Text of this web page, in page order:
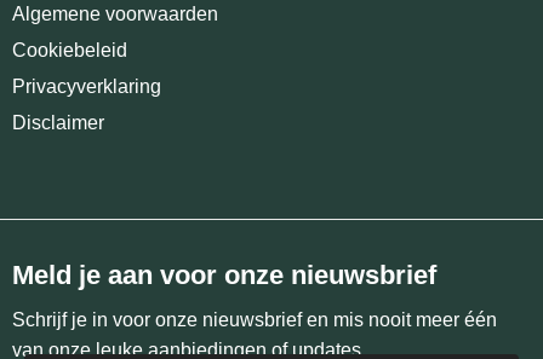
Algemene voorwaarden
Cookiebeleid
Privacyverklaring
Disclaimer
Meld je aan voor onze nieuwsbrief
Schrijf je in voor onze nieuwsbrief en mis nooit meer één
van onze leuke aanbiedingen of updates.